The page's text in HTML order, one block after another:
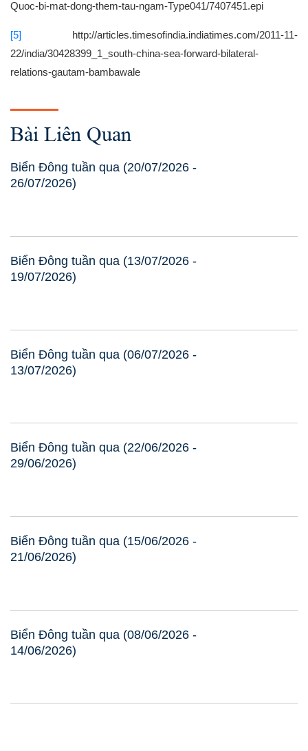
Quoc-bi-mat-dong-them-tau-ngam-Type041/7407451.epi
[5]
http://articles.timesofindia.indiatimes.com/2011-11-
22/india/30428399_1_south-china-sea-forward-bilateral-
relations-gautam-bambawale
Bài Liên Quan
Biển Đông tuần qua (20/07/2026 -
26/07/2026)
Biển Đông tuần qua (13/07/2026 -
19/07/2026)
Biển Đông tuần qua (06/07/2026 -
13/07/2026)
Biển Đông tuần qua (22/06/2026 -
29/06/2026)
Biển Đông tuần qua (15/06/2026 -
21/06/2026)
Biển Đông tuần qua (08/06/2026 -
14/06/2026)